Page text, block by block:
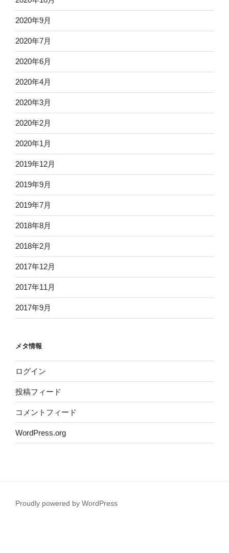
2020年9月
2020年7月
2020年6月
2020年4月
2020年3月
2020年2月
2020年1月
2019年12月
2019年9月
2019年7月
2018年8月
2018年2月
2017年12月
2017年11月
2017年9月
メタ情報
ログイン
投稿フィード
コメントフィード
WordPress.org
Proudly powered by WordPress